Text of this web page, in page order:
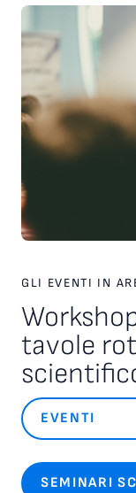
Università di
del protocollo
concorrenti una
Civico di Storia
di Trieste), Giulia
Udine).
GLI EVENTI IN
tavole
EVENTI
SEMINARI